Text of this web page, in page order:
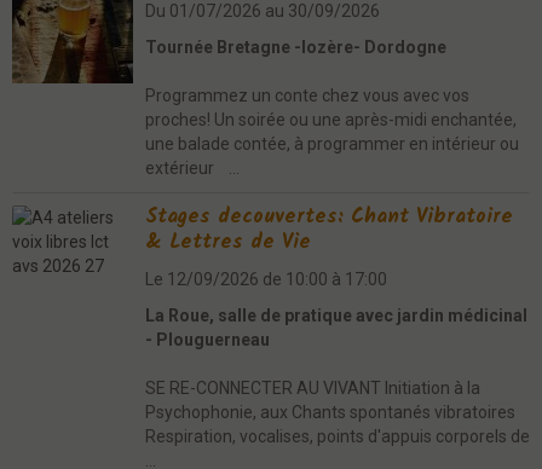
Du 01/07/2026 au 30/09/2026
Tournée Bretagne -lozère- Dordogne
Programmez un conte chez vous avec vos
proches! Un soirée ou une après-midi enchantée,
une balade contée, à programmer en intérieur ou
extérieur ...
Stages decouvertes: Chant Vibratoire
& Lettres de Vie
Le 12/09/2026 de 10:00 à 17:00
La Roue, salle de pratique avec jardin médicinal
- Plouguerneau
SE RE-CONNECTER AU VIVANT Initiation à la
Psychophonie, aux Chants spontanés vibratoires
Respiration, vocalises, points d'appuis corporels de
...